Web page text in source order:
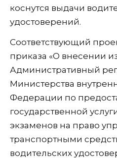
коснутся выдачи
удостоверений.
Соответствующий
приказа «О внесении
Административный
Министерства
Федерации по
государственной
экзаменов на право
транспортными
водительских